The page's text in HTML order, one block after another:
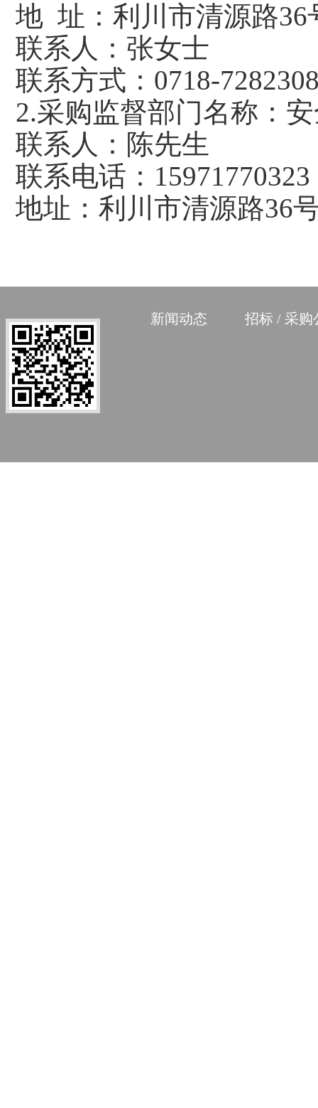
地 址：利川市清源路36
联系人：张女士
联系方式： 0718-
2.采购监督部门名称：
联系人：陈先生
联系电话： 15971770323
地址： 利川市清源路36
新闻动态 招标 / 采购